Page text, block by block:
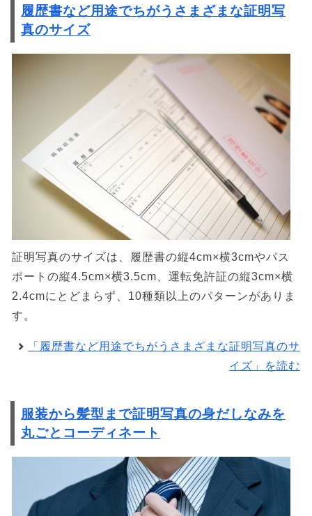
履歴書など用途でちがうさまざまな証明写
真のサイズ
証明写真のサイズは、履歴書の縦4cm×横3cmやパス
ポートの縦4.5cm×横3.5cm、運転免許証の縦3cm×横
2.4cmにとどまらず、10種類以上のパターンがありま
す。
「履歴書など用途でちがうさまざまな証明写真のサ
イズ」を読む
服装から髪型まで証明写真の身だしなみを
丸ごとコーディネート